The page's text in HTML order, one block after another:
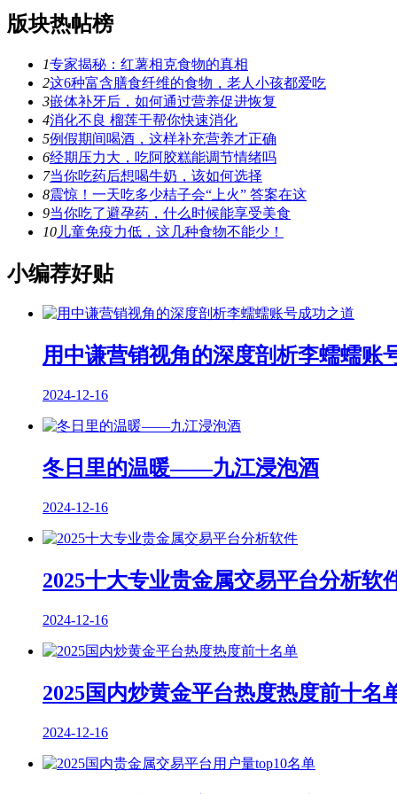
版块热帖榜
1专家揭秘：红薯相克食物的真相
2这6种富含膳食纤维的食物，老人小孩都爱吃
3嵌体补牙后，如何通过营养促进恢复
4消化不良 榴莲干帮你快速消化
5例假期间喝酒，这样补充营养才正确
6经期压力大，吃阿胶糕能调节情绪吗
7当你吃药后想喝牛奶，该如何选择
8震惊！一天吃多少桔子会“上火” 答案在这
9当你吃了避孕药，什么时候能享受美食
10 儿童免疫力低，这几种食物不能少！
小编荐好贴
用中谦营销视角的深度剖析李蠕蠕账
2024-12-16
冬日里的温暖——九江浸泡酒
2024-12-16
2025十大专业贵金属交易平台分析软
2024-12-16
2025国内炒黄金平台热度热度前十名
2024-12-16